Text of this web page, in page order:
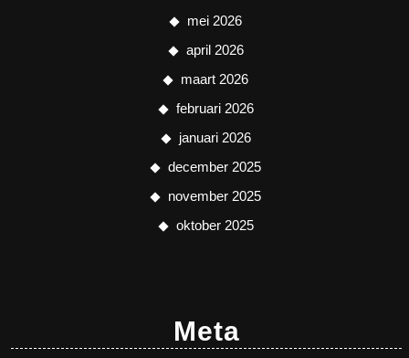
mei 2026
april 2026
maart 2026
februari 2026
januari 2026
december 2025
november 2025
oktober 2025
Meta